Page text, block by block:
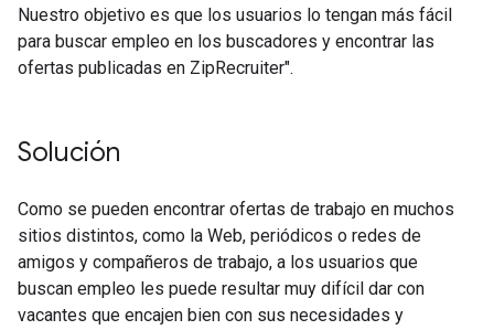
Nuestro objetivo es que los usuarios lo tengan más fácil
para buscar empleo en los buscadores y encontrar las
ofertas publicadas en ZipRecruiter".
Solución
Como se pueden encontrar ofertas de trabajo en muchos
sitios distintos, como la Web, periódicos o redes de
amigos y compañeros de trabajo, a los usuarios que
buscan empleo les puede resultar muy difícil dar con
vacantes que encajen bien con sus necesidades y